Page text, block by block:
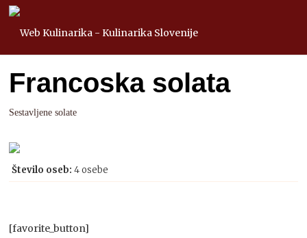
Francoska solata
Sestavljene solate
Število oseb: 4 osebe
[favorite_button]